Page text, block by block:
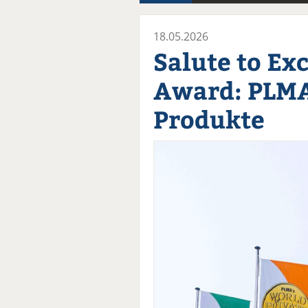
18.05.2026
Salute to
Award:
Produkte